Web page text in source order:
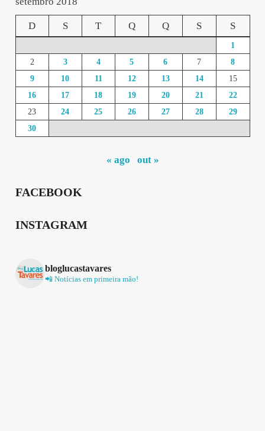
D S T Q Q S S
1
2
3 4 5 6 7
8
9
10 11 12 13 14
15
16
17 18 19 20 21
22
23
24 25 26 27 28
29
30
« ago out »
FACEBOOK
INSTAGRAM
bloglucastavares
📲 Notícias em primeira mão!